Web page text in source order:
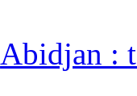
Abidjan :